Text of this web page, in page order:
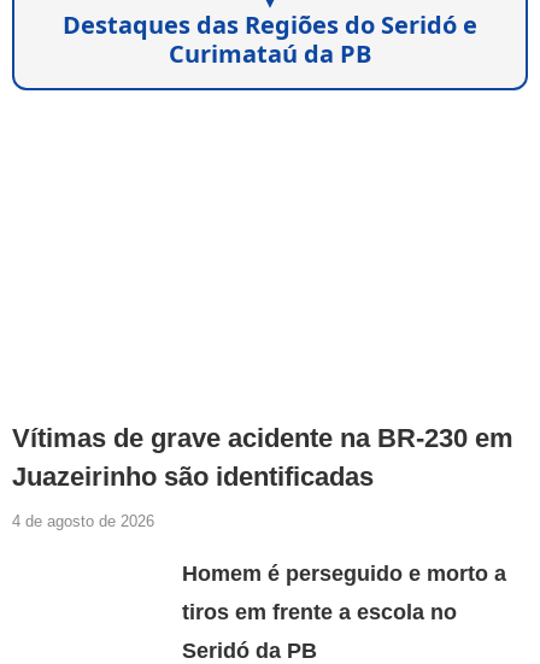
Destaques das Regiões do Seridó e
Curimataú da PB
Vítimas de grave acidente na BR-230 em
Juazeirinho são identificadas
4 de agosto de 2026
Homem é perseguido e morto a
tiros em frente a escola no
Seridó da PB